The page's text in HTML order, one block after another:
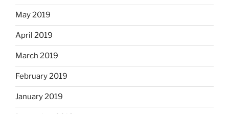
May 2019
April 2019
March 2019
February 2019
January 2019